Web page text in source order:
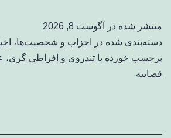
منتشر شده در
آگوست 8, 2026
دسته‌بندی شده در
احزاب و شخصیت‌ها،
برچسب خورده با تندروی و افراطی گری،
قضاییه